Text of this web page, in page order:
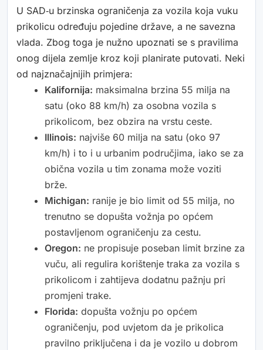
U SAD‑u brzinska ograničenja za vozila koja vuku
prikolicu određuju pojedine države, a ne savezna
vlada. Zbog toga je nužno upoznati se s pravilima
onog dijela zemlje kroz koji planirate putovati. Neki
od najznačajnijih primjera:
Kalifornija: maksimalna brzina 55 milja na
satu (oko 88 km/h) za osobna vozila s
prikolicom, bez obzira na vrstu ceste.
Illinois: najviše 60 milja na satu (oko 97
km/h) i to i u urbanim područjima, iako se za
obična vozila u tim zonama može voziti
brže.
Michigan: ranije je bio limit od 55 milja, no
trenutno se dopušta vožnja po općem
postavljenom ograničenju za cestu.
Oregon: ne propisuje poseban limit brzine za
vuču, ali regulira korištenje traka za vozila s
prikolicom i zahtijeva dodatnu pažnju pri
promjeni trake.
Florida: dopušta vožnju po općem
ograničenju, pod uvjetom da je prikolica
pravilno priključena i da je vozilo u dobrom